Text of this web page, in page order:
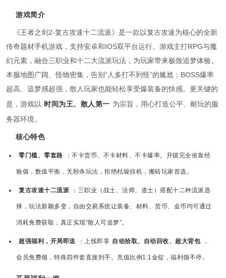
游戏简介
《王者之剑2-复古攻速十二流派》是一款以复古攻速为核心的全新
传奇题材手机游戏，支持安卓和IOS双平台运行。游戏主打RPG与魔
幻元素，融合三职业和十二大流派玩法，为玩家带来极致追梦体验。
本服地图广阔、怪物密集，告别“人多打不到怪”的尴尬；BOSS爆率
超高、追梦感超强，散人玩家也能轻松享受爆装备的快感。更关键的
是，游戏以 时间为王、散人第一 为宗旨，用心打造公平、耐玩的服
务器环境。
核心特色
零门槛、零套路 ：不卡货币、不卡材料、不卡爆率。升级完全依靠经
验值，数值平衡，无秒杀玩法，拒绝枯燥挂机，搬砖玩家首选。
复古攻速十二流派 ：三职业（战士、法师、道士）搭配十二种流派选
择，玩法新颖多变，自由交易系统让装备、材料、货币、金币均可通过
消耗免费获取，真正实现“散人可追梦”。
超强福利，开局即送 ：上线即享 自动拾取、自动回收、超大背包 ，
会员免费领，特殊四件套直接到手。充值比例1:1金锭，福利领不停。